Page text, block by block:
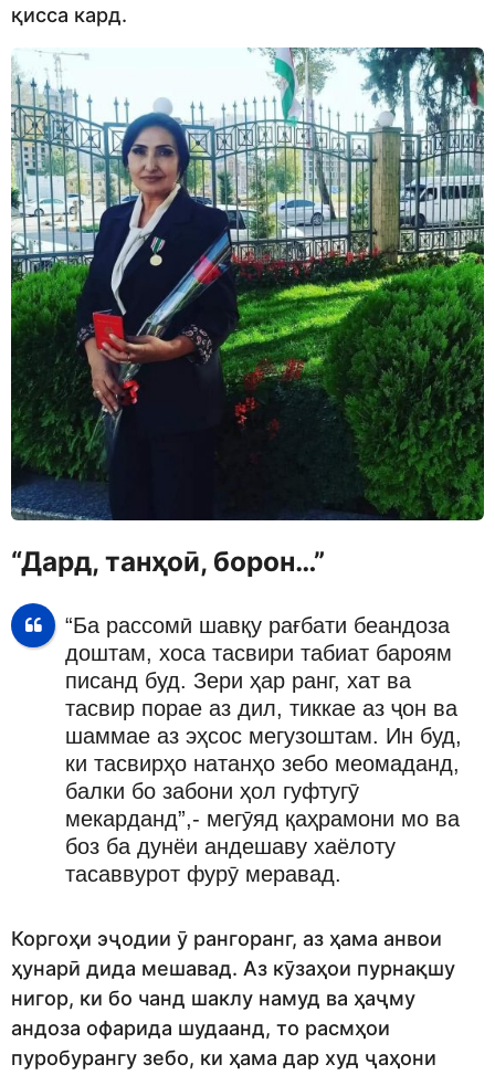
қисса кард.
“Дард, танҳоӣ, борон…”
“Ба рассомӣ шавқу рағбати беандоза
доштам, хоса тасвири табиат бароям
писанд буд. Зери ҳар ранг, хат ва
тасвир порае аз дил, тиккае аз ҷон ва
шаммае аз эҳсос мегузоштам. Ин буд,
ки тасвирҳо натанҳо зебо меомаданд,
балки бо забони ҳол гуфтугӯ
мекарданд”,- мегӯяд қаҳрамони мо ва
боз ба дунёи андешаву хаёлоту
тасаввурот фурӯ меравад.
Коргоҳи эҷодии ӯ рангоранг, аз ҳама анвои
ҳунарӣ дида мешавад. Аз кӯзаҳои пурнақшу
нигор, ки бо чанд шаклу намуд ва ҳаҷму
андоза офарида шудаанд, то расмҳои
пуробурангу зебо, ки ҳама дар худ ҷаҳони